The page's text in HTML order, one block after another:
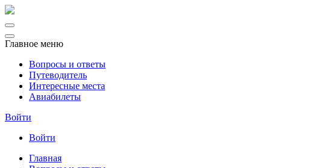
Главное меню
Вопросы и ответы
Путеводитель
Интересные места
Авиабилеты
Войти
Войти
Главная